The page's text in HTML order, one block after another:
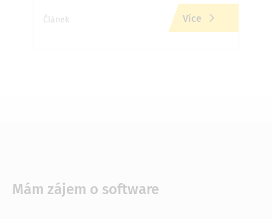
Článek Více
Mám zájem o software